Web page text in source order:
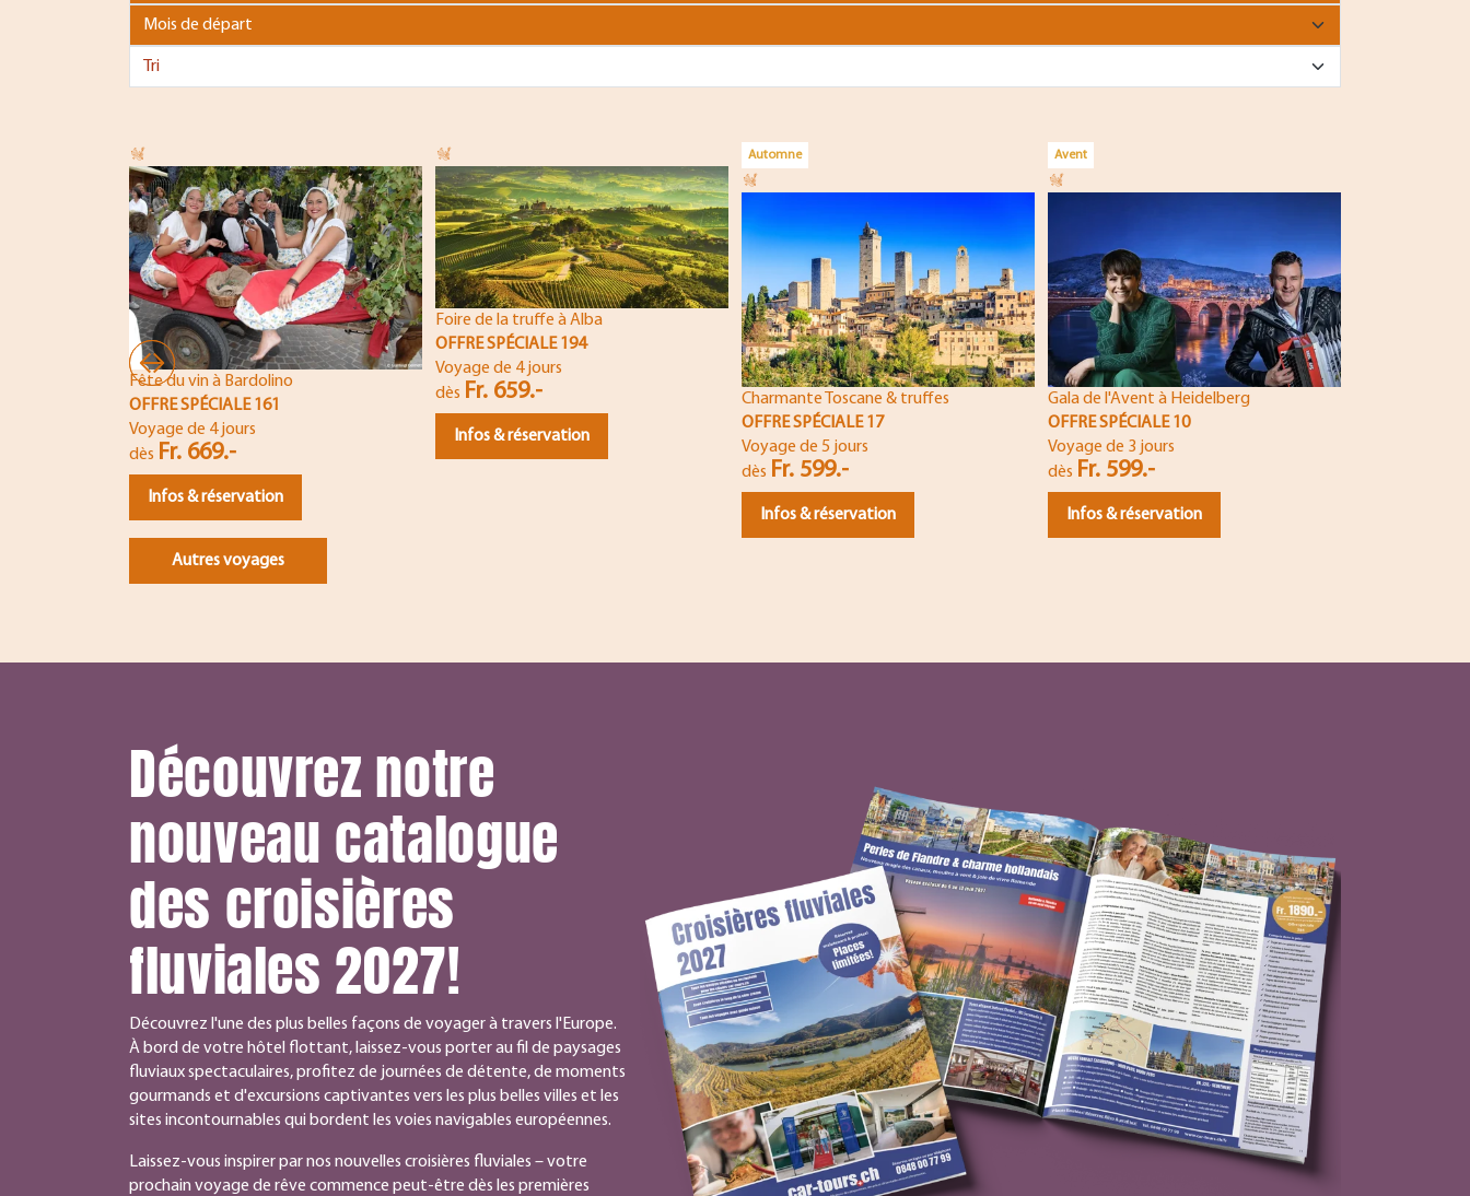
Fête du vin à Bardolino
OFFRE SPÉCIALE 161
Voyage de 4 jours
dès Fr. 669.-
Infos & réservation
Foire de la truffe à Alba
OFFRE SPÉCIALE 194
Voyage de 4 jours
dès Fr. 659.-
Infos & réservation
Automne
Charmante Toscane & truffes
OFFRE SPÉCIALE 17
Voyage de 5 jours
dès Fr. 599.-
Infos & réservation
Avent
Gala de l'Avent à Heidelberg
OFFRE SPÉCIALE 10
Voyage de 3 jours
dès Fr. 599.-
Infos & réservation
Autres voyages
Découvrez notre
nouveau catalogue
des croisières
fluviales 2027!
Découvrez l'une des plus belles façons de voyager à travers l'Europe.
À bord de votre hôtel flottant, laissez-vous porter au fil de paysages
fluviaux spectaculaires, profitez de journées de détente, de moments
gourmands et d'excursions captivantes vers les plus belles villes et les
sites incontournables qui bordent les voies navigables européennes.
Laissez-vous inspirer par nos nouvelles croisières fluviales – votre
prochain voyage de rêve commence peut-être dès les premières